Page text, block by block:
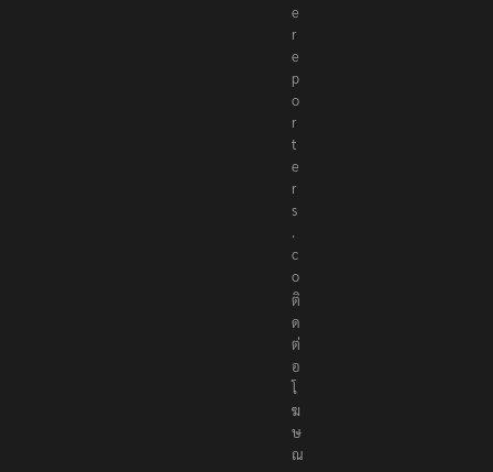
e
r
e
p
o
r
t
e
r
s
.
c
o
ติ
ด
ต่
อ
โ
ฆ
ษ
ณ